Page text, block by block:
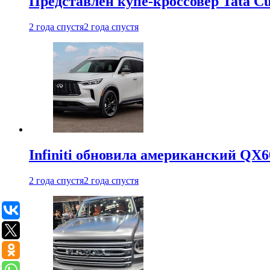
2 года спустя2 года спустя
Infiniti обновила американский
2 года спустя2 года спустя